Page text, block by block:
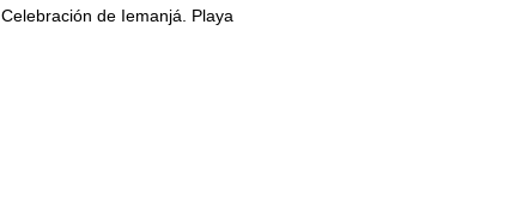
Celebración de Iemanjá. Playa